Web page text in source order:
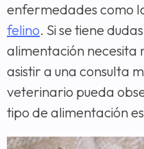
enfermedades como
felino. Si se tiene
alimentación necesita
asistir a una consulta
veterinario pueda
tipo de alimentación